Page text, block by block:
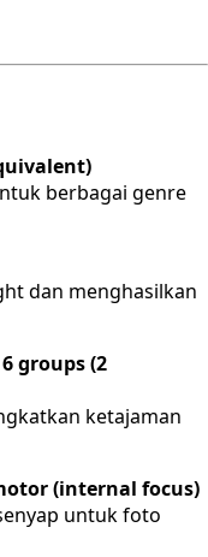
berbagai genre
dan menghasilkan
groups (2
ketajaman
(internal focus)
untuk foto